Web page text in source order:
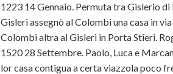
1223 14 Gennaio. Permuta tra Gislerio
Gisleri assegnò al Colombi una casa in
Colombi altra al Gisleri in Porta Stieri.
1520 28 Settembre. Paolo, Luca e
lor casa contigua a certa viazzola poco